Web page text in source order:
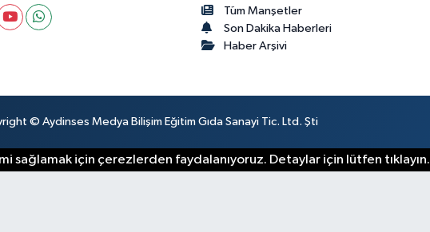
Tüm Manşetler
Son Dakika Haberleri
Haber Arşivi
© Aydinses Medya Bilişim Eğitim Gıda Sanayi Tic. Ltd. Şti
sağlamak için çerezlerden faydalanıyoruz. Detaylar için lütfen tıklayın.